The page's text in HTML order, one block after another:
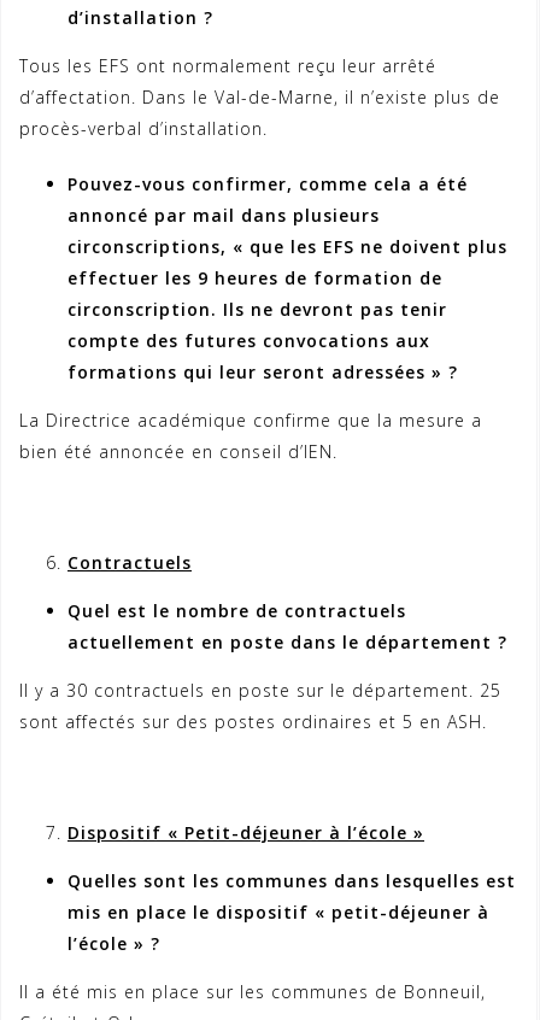
d’installation ?
Tous les EFS ont normalement reçu leur arrêté
d’affectation. Dans le Val-de-Marne, il n’existe plus de
procès-verbal d’installation.
Pouvez-vous confirmer, comme cela a été
annoncé par mail dans plusieurs
circonscriptions, « que les EFS ne doivent plus
effectuer les 9 heures de formation de
circonscription. Ils ne devront pas tenir
compte des futures convocations aux
formations qui leur seront adressées » ?
La Directrice académique confirme que la mesure a
bien été annoncée en conseil d’IEN.
Contractuels
Quel est le nombre de contractuels
actuellement en poste dans le département ?
Il y a 30 contractuels en poste sur le département. 25
sont affectés sur des postes ordinaires et 5 en ASH.
Dispositif « Petit-déjeuner à l’école »
Quelles sont les communes dans lesquelles est
mis en place le dispositif « petit-déjeuner à
l’école » ?
Il a été mis en place sur les communes de Bonneuil,